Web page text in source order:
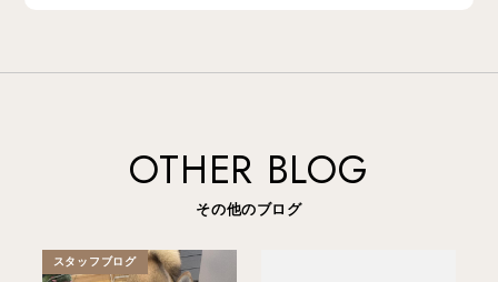
OTHER BLOG
その他のブログ
スタッフブログ